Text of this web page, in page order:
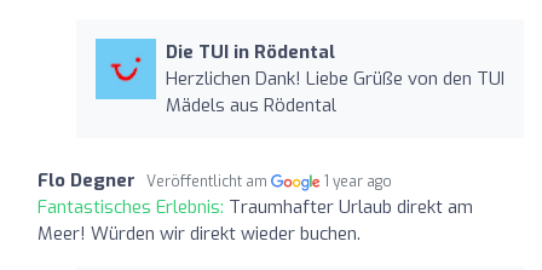
Die TUI in Rödental
Herzlichen Dank! Liebe Grüße von den TUI
Mädels aus Rödental
Flo Degner Veröffentlicht am 1 year ago
Fantastisches Erlebnis: Traumhafter Urlaub direkt am
Meer! Würden wir direkt wieder buchen.